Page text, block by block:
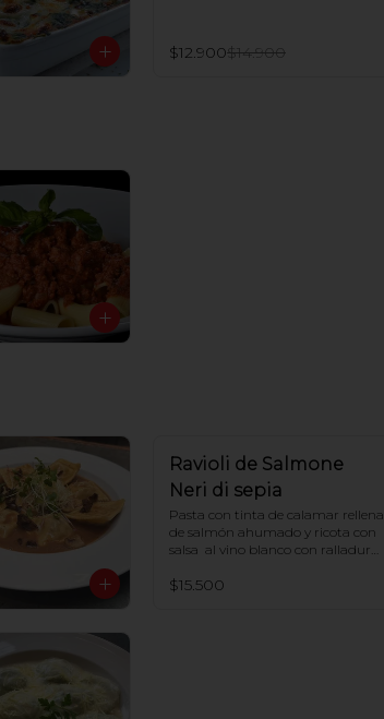
$12.900$14.900
Ravioli de Salmone
Neri di sepia
Pasta con tinta de calamar rellena
de salmón ahumado y ricota con
salsa  al vino blanco con ralladura
$15.500